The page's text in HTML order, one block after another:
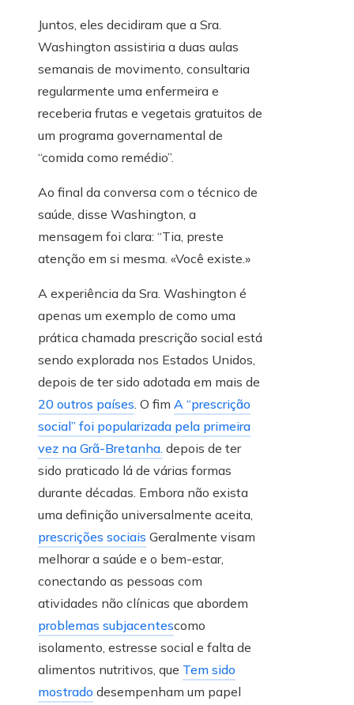
Juntos, eles decidiram que a Sra.
Washington assistiria a duas aulas
semanais de movimento, consultaria
regularmente uma enfermeira e
receberia frutas e vegetais gratuitos de
um programa governamental de
“comida como remédio”.
Ao final da conversa com o técnico de
saúde, disse Washington, a
mensagem foi clara: “Tia, preste
atenção em si mesma. «Você existe.»
A experiência da Sra. Washington é
apenas um exemplo de como uma
prática chamada prescrição social está
sendo explorada nos Estados Unidos,
depois de ter sido adotada em mais de
20 outros países. O fim A “prescrição
social” foi popularizada pela primeira
vez na Grã-Bretanha. depois de ter
sido praticado lá de várias formas
durante décadas. Embora não exista
uma definição universalmente aceita,
prescrições sociais Geralmente visam
melhorar a saúde e o bem-estar,
conectando as pessoas com
atividades não clínicas que abordem
problemas subjacentescomo
isolamento, estresse social e falta de
alimentos nutritivos, que Tem sido
mostrado desempenham um papel